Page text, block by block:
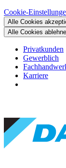
Cookie-
Alle Cookies
Alle Cookies
Privatkunden
Gewerblich
Karriere